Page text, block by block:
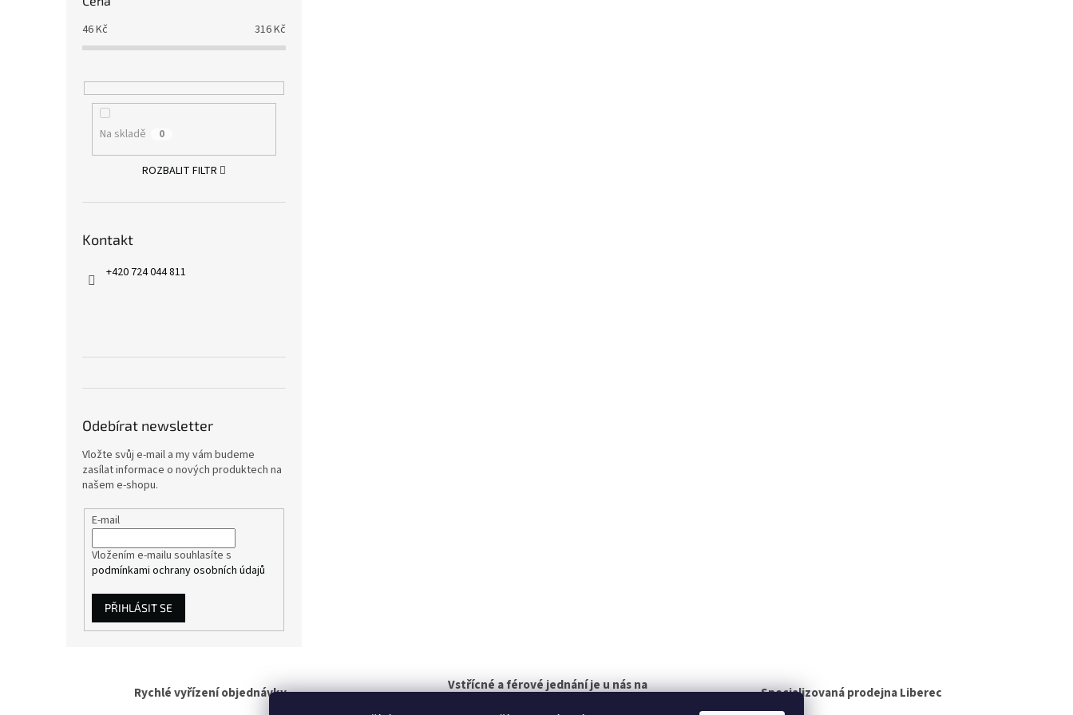
46Kč 316Kč
Na skladě 0
ROZBALIT FILTR
Kontakt
+420 724 044 811
Odebírat newsletter
Vložte svůj e-mail a my vám budeme
zasílat informace o nových produktech na
našem e-shopu.
E-mail
Vložením e-mailu souhlasíte s
podmínkami ochrany osobních údajů
PŘIHLÁSIT SE
Rychlé vyřízení objednávky
Vstřícné a férové jednání je u nás na
Specializovaná prodejna Liberec